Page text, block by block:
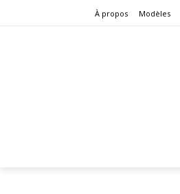
À propos Modèles